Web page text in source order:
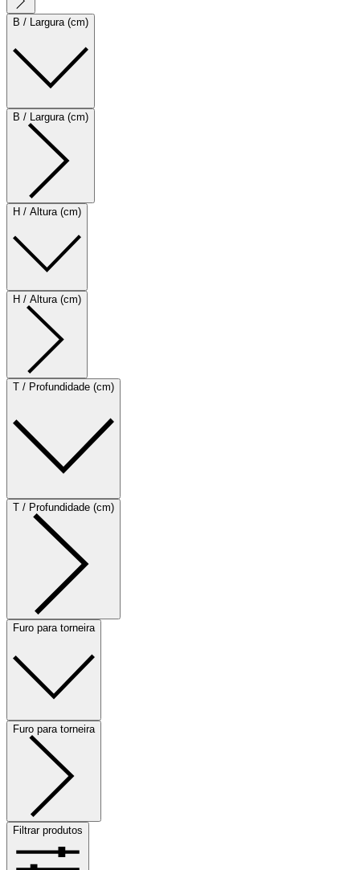
B / Largura (cm)
B / Largura (cm)
H / Altura (cm)
H / Altura (cm)
T / Profundidade (cm)
T / Profundidade (cm)
Furo para torneira
Furo para torneira
Filtrar produtos